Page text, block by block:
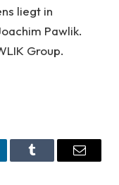
liegt in
Pawlik.
Group.
Tumblr Email